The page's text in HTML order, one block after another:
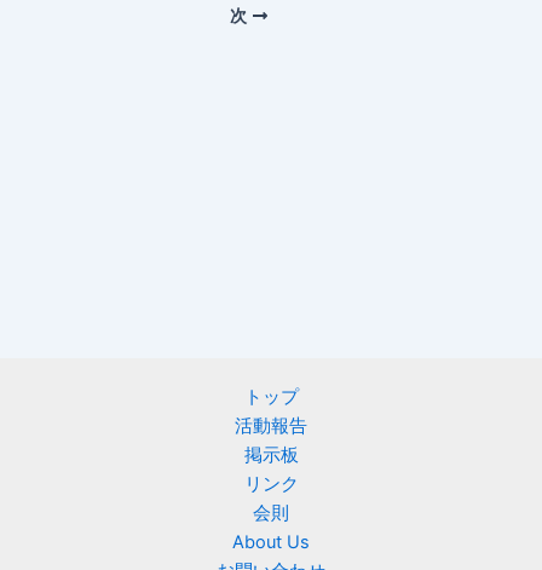
次
トップ
活動報告
掲示板
リンク
会則
About Us